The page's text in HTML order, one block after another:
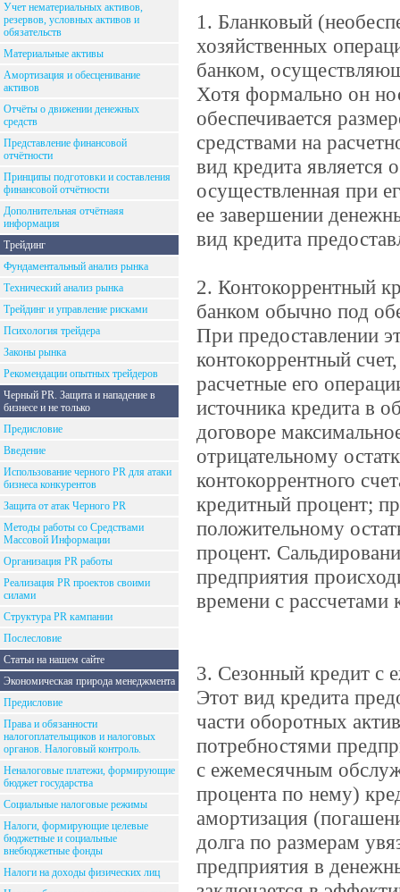
Учет нематериальных активов,
резервов, условных активов и
обязательств
Материальные активы
Амортизация и обесценивание
активов
Отчёты о движении денежных
средств
Представление финансовой
отчётности
Принципы подготовки и составления
финансовой отчётности
Дополнительная отчётнаяя
информация
Трейдинг
Фундаментальный анализ рынка
Технический анализ рынка
Трейдинг и управление рисками
Психология трейдера
Законы рынка
Рекомендации опытных трейдеров
Черный PR. Защита и нападение в
бизнесе и не только
Предисловие
Введение
Использование черного PR для атаки
бизнеса конкурентов
Защита от атак Черного PR
Методы работы со Средствами
Массовой Информации
Организация PR работы
Реализация PR проектов своими
силами
Структура PR кампании
Послесловие
Статьи на нашем сайте
Экономическая природа менеджмента
Предисловие
Права и обязанности
налогоплательщиков и налоговых
органов. Налоговый контроль.
Неналоговые платежи, формирующие
бюджет государства
Социальные налоговые режимы
Налоги, формирующие целевые
бюджетные и социальные
внебюджетные фонды
Налоги на доходы физических лиц
1. Бланковый
хозяйственных
банком,
Хотя формально он
обеспечивается
средствами на
вид кредита
осуществленная при
ее завершении
вид кредита
2. Контокоррентный
банком обычно под
При предоставлении
контокоррентный
расчетные его
источника кредита в
договоре
отрицательному
контокоррентного
кредитный процент;
положительному
процент.
предприятия
времени с рассчетами
3. Сезонный кредит с
Этот вид кредита
части оборотных
потребностями
с ежемесячным
процента по нему)
амортизация
долга по размерам
предприятия в